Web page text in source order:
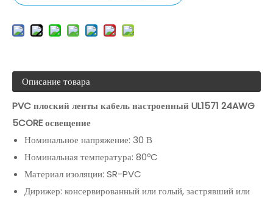
Описание товара
PVC плоский ленты кабель настроенный UL1571 24AWG
5CORE освещение
Номинальное напряжение: 30 В
Номинальная температура: 80ºC
Материал изоляции: SR-PVC
Дирижер: консервированный или голый, застрявший или